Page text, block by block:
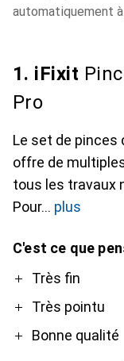
automatiquement à
1. iFixit
Pro
Le set de pinces
offre de
tous les travaux
Pour
plus
C'est ce que
ProTrès fin
Très pointu
Bonne qualité
Contre